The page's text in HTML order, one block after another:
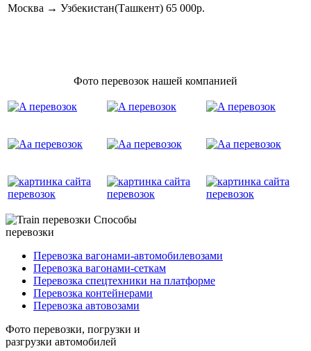
Москва → Узбекистан(Ташкент) 65 000р.
Фото перевозок нашей компанией
Способы
перевозки
Перевозка вагонами-автомобилевозами
Перевозка вагонами-сеткам
Перевозка спецтехники на платформе
Перевозка контейнерами
Перевозка автовозами
Фото перевозки, погрузки и
разгрузки автомобилей